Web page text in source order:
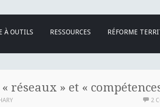
À OUTILS RESSOURCES RÉFORME
réseaux » et «
2